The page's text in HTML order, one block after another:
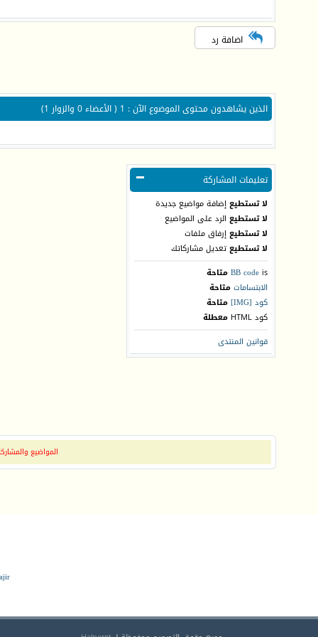
اضافة رد
الذين يشاهدون محتوى الموضوع الآن : 1 ( الأعضاء 0 والزوار 1)
تعليمات المشاركة
لا تستطيعإضافة مواضيع جديدة
لا تستطيع الرد على المواضيع
لا تستطيعإرفاق ملفات
لا تستطيعتعديل مشاركاتك
BB code is
متاحة
الابتساماتمتاحة
كود [IMG]
متاحة
كود HTML
معطلة
قوانين المنتدى
المواضيع